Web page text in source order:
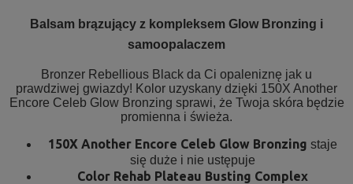
Balsam brązujący z kompleksem Glow Bronzing i
samoopalaczem
Bronzer Rebellious Black da Ci opaleniznę jak u
prawdziwej gwiazdy! Kolor uzyskany dzięki 150X Another
Encore Celeb Glow Bronzing sprawi, że Twoja skóra będzie
promienna i świeża.
150X Another Encore Celeb Glow Bronzing staje
się duże i nie ustępuje
Color Rehab Plateau Busting Complex